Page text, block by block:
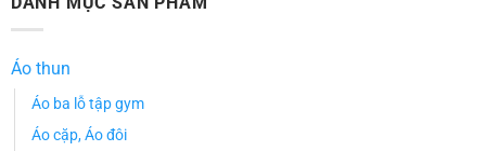
Áo thun
Áo ba lỗ tập gym
Áo cặp, Áo đôi